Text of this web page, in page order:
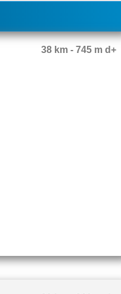
38 km - 745 m d+